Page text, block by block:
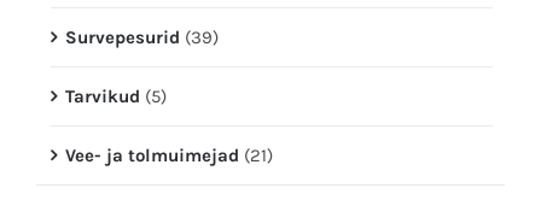
Survepesurid (39)
Tarvikud (5)
Vee- ja tolmuimejad (21)